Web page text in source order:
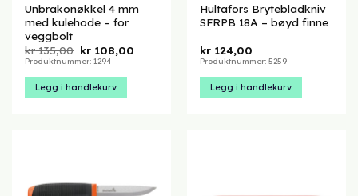
Unbrakonøkkel 4 mm
med kulehode – for
veggbolt
kr135,00 Opprinnelig
pris
kr 135,00.
kr 108,00
Produktnummer: 1294
Legg i handlekurv
Hultafors Brytebladkniv
SFRPB 18A – bøyd finne
kr 124,00
Produktnummer: 5259
Legg i handlekurv